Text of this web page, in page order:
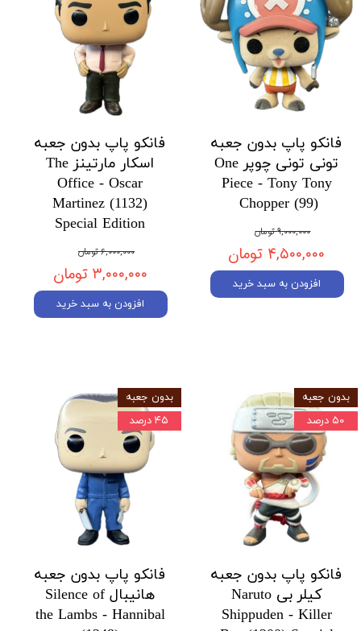
فانکو پاپ بدون جعبه
تونی تونی چوپر One
Piece - Tony Tony
Chopper (99)
۹,۰۰۰,۰۰۰ تومان
۴,۵۰۰,۰۰۰ تومان
افزودن به سبد خرید
فانکو پاپ بدون جعبه
اسکار مارتینز The
Office - Oscar
Martinez (1132)
Special Edition
۶,۰۰۰,۰۰۰ تومان
۳,۰۰۰,۰۰۰ تومان
افزودن به سبد خرید
فانکو پاپ بدون جعبه
کیلر بی Naruto
Shippuden - Killer
بدون جعبه
۵۰ درصد
فانکو پاپ بدون جعبه
هانیبال Silence of
the Lambs - Hannibal
بدون جعبه
۴۵ درصد